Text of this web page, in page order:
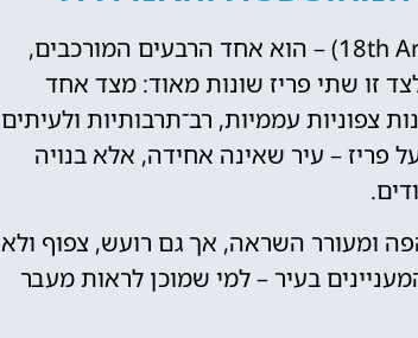
רובע 18 בפריז – הרובע השמונה עשרה (18th Arrondissement) – הוא אחד הרבעים המורכבים,
זו שתי פריז שונות מאוד: מצד אחד
צפוניות עממיות, רב־תרבותיות ולעיתים
פריז – עיר שאינה אחידה, אלא בנויה
ומעורר השראה, אך גם רועש, צפוף ולא
בעיר – למי שמוכן לראות מעבר